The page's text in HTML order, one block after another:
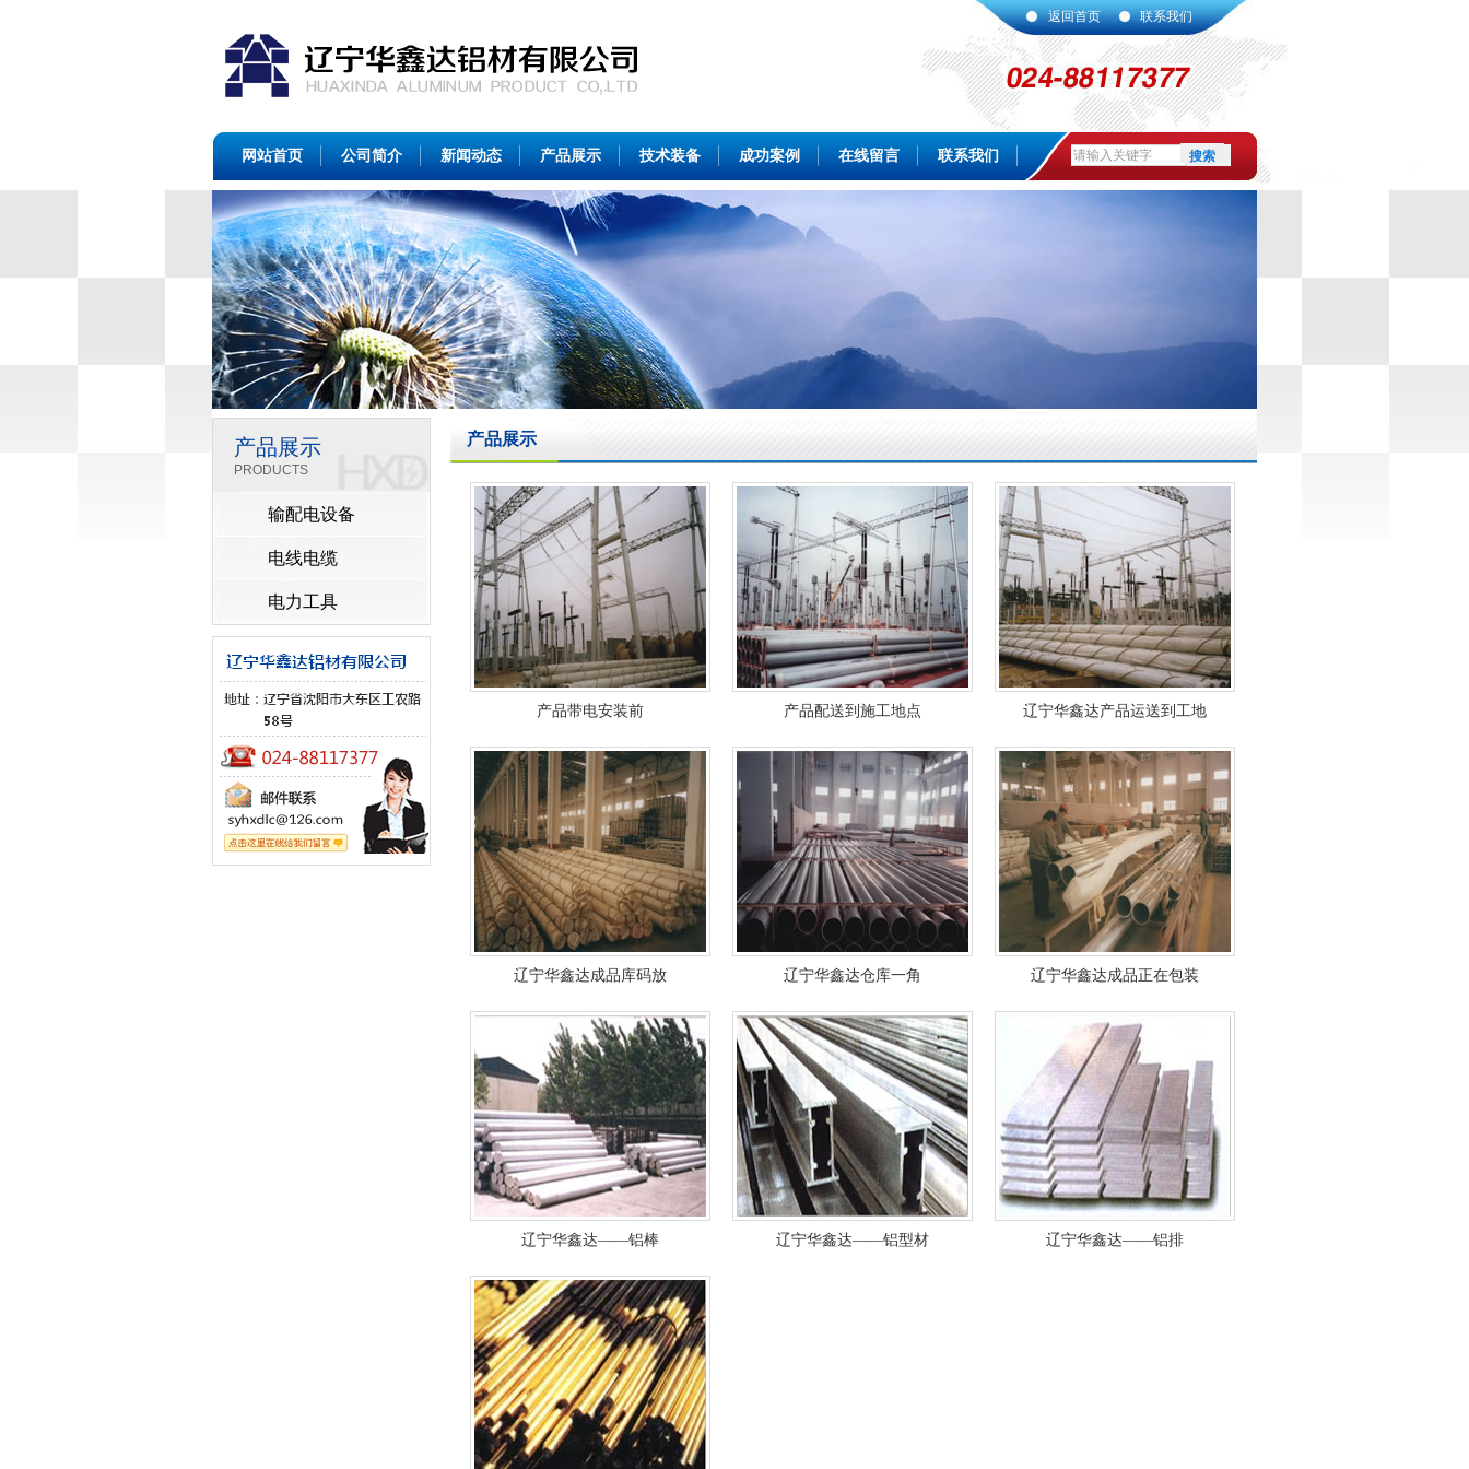
返回首页 联系我们
网站首页 公司简介 新闻动态 产品展示 技术装备 成功案例 在线留言 联系我们
产品展示
PRODUCTS
输配电设备
电线电缆
电力工具
产品展示
产品带电安装前 产品配送到施工地点 辽宁华鑫达产品运送到工地
辽宁华鑫达成品库码放 辽宁华鑫达仓库一角 辽宁华鑫达成品正在包装
辽宁华鑫达——铝棒 辽宁华鑫达——铝型材 辽宁华鑫达——铝排